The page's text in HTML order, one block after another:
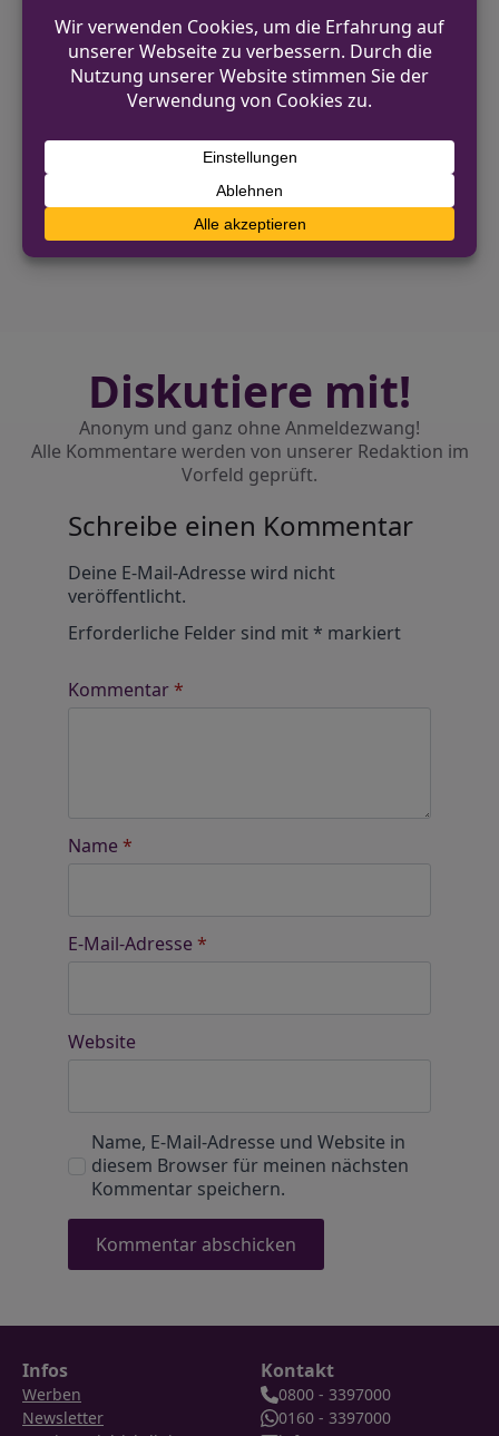
https://moenchengladbach.polizei.nrw.
Firmenbulli in Ascheberg-Davensberg
NÄCHSTER BEITRAG
Körperverletzung in Neheim – Bierglas wird
als Waffe eingesetzt
Diskutiere mit!
Anonym und ganz ohne Anmeldezwang!
Alle Kommentare werden von unserer Redaktion im
Vorfeld geprüft.
Schreibe einen Kommentar
Deine E-Mail-Adresse wird nicht
veröffentlicht.
Erforderliche Felder sind mit* markiert
Kommentar*
Name *
E-Mail-Adresse *
Website
Name, E-Mail-Adresse und Website in
diesem Browser für meinen nächsten
Kommentar speichern.
Infos
Werben
Newsletter
Kontakt
0800 - 3397000
0160 - 3397000